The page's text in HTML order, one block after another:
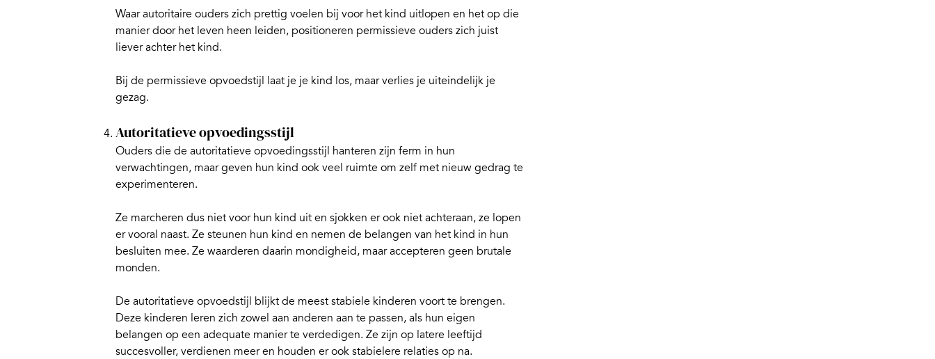
Waar autoritaire ouders zich prettig voelen bij voor het kind uitlopen en het op die
manier door het leven heen leiden, positioneren permissieve ouders zich juist
liever achter het kind.
Bij de permissieve opvoedstijl laat je je kind los, maar verlies je uiteindelijk je
gezag.
Autoritatieve opvoedingsstijl
Ouders die de autoritatieve opvoedingsstijl hanteren zijn ferm in hun
verwachtingen, maar geven hun kind ook veel ruimte om zelf met nieuw gedrag te
experimenteren.
Ze marcheren dus niet voor hun kind uit en sjokken er ook niet achteraan, ze lopen
er vooral naast. Ze steunen hun kind en nemen de belangen van het kind in hun
besluiten mee. Ze waarderen daarin mondigheid, maar accepteren geen brutale
monden.
De autoritatieve opvoedstijl blijkt de meest stabiele kinderen voort te brengen.
Deze kinderen leren zich zowel aan anderen aan te passen, als hun eigen
belangen op een adequate manier te verdedigen. Ze zijn op latere leeftijd
succesvoller, verdienen meer en houden er ook stabielere relaties op na.